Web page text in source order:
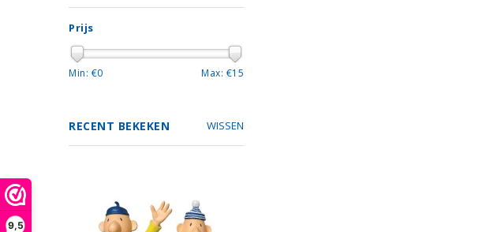
9,5
Prijs
Min: €0 Max: €15
RECENT BEKEKEN WISSEN